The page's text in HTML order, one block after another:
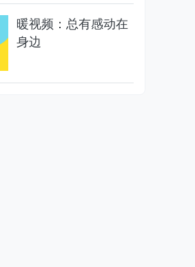
暖视频：总有感动在
身边